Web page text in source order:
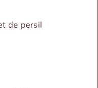
de persil